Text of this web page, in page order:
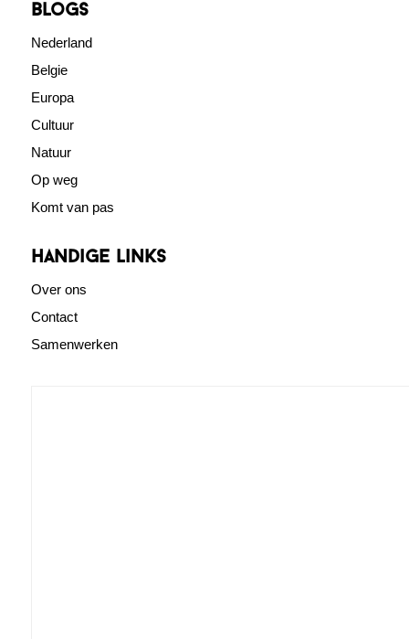
blogs
Nederland
Belgie
Europa
Cultuur
Natuur
Op weg
Komt van pas
Handige links
Over ons
Contact
Samenwerken